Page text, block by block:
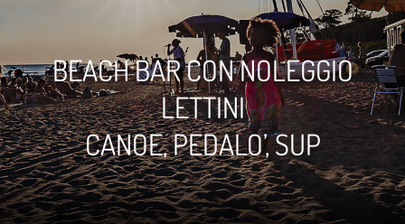
BEACH BAR CON NOLEGGIO
LETTINI
CANOE, PEDALO’, SUP